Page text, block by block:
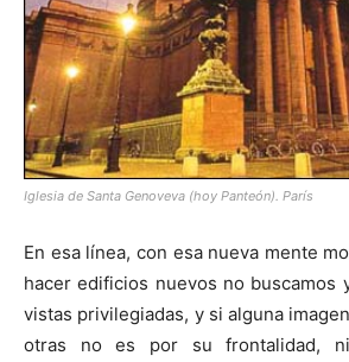
Iglesia de Santa Genoveva (hoy Panteón). París
En esa línea, con esa nueva mente
hacer edificios nuevos no buscamos
vistas privilegiadas, y si alguna
otras no es por su frontalidad,